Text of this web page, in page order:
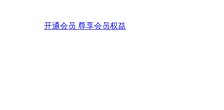
开通会员 尊享会员权益